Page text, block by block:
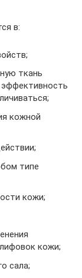
в:
ткань
кожной
типе
кожи;
кожи;
сала;